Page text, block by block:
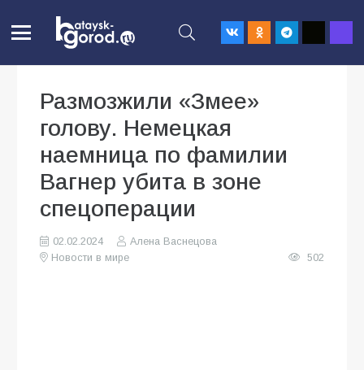
Размозжили «Змее»
голову. Немецкая
наемница по фамилии
Вагнер убита в зоне
спецоперации
02.02.2024
Алена Васнецова
Новости в мире
502